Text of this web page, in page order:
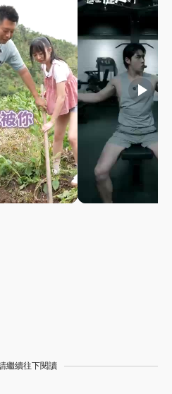
play_arrow play_arrow
繼續往下閱讀